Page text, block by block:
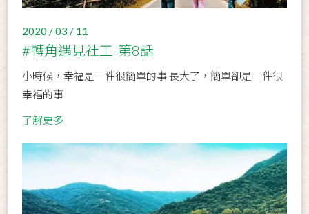
2020 / 03 / 11
#轉角遇見社工-第8話
小時候，幸福是一件很簡單的事 長大了，簡單卻是一件很
幸福的事
了解更多